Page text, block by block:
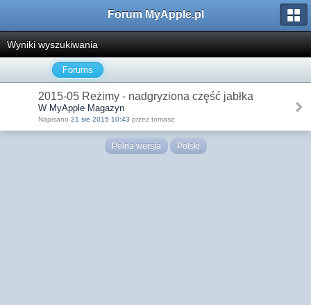
Forum MyApple.pl
Wyniki wyszukiwania
Forums
2015-05 Reżimy - nadgryziona część jabłka
W MyApple Magazyn
Napisano 21 sie 2015 10:43 przez tomasz
Pełna wersja Polski